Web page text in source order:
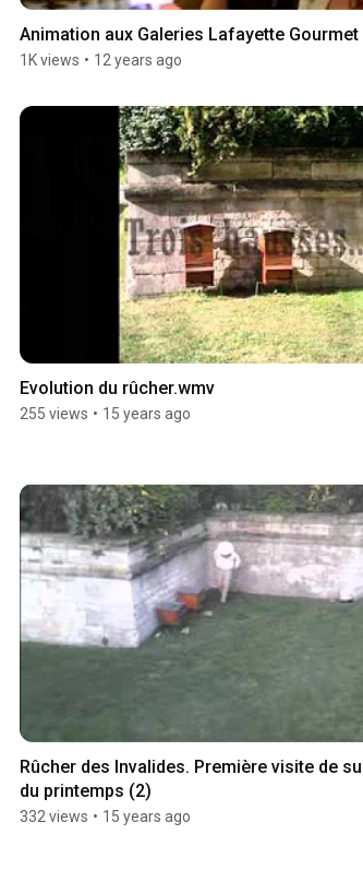
Animation aux Galeries Lafayette Gourmet
1K views • 12 years ago
Evolution du rûcher.wmv
255 views • 15 years ago
Rûcher des Invalides. Première visite de
du printemps (2)
332 views • 15 years ago